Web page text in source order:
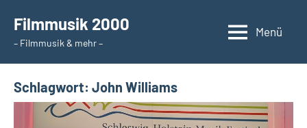
Inhalt
springen
Filmmusik 2000
– Filmmusik & mehr –
Menü
Schlagwort: John Williams